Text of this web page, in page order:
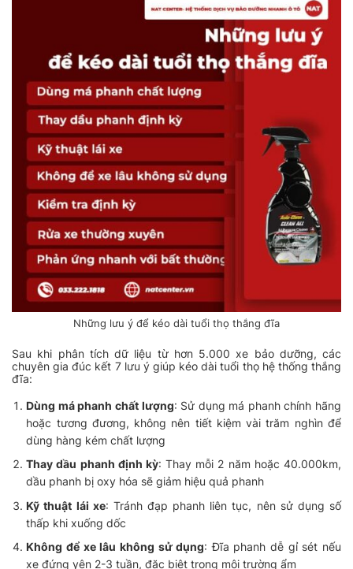
Những lưu ý để kéo dài tuổi thọ thắng đĩa
Sau khi phân tích dữ liệu từ hơn 5.000 xe bảo dưỡng, các
chuyên gia đúc kết 7 lưu ý giúp kéo dài tuổi thọ hệ thống thắng
đĩa:
Dùng má phanh chất lượng: Sử dụng má phanh chính hãng
hoặc tương đương, không nên tiết kiệm vài trăm nghìn để
dùng hàng kém chất lượng
Thay dầu phanh định kỳ: Thay mỗi 2 năm hoặc 40.000km,
dầu phanh bị oxy hóa sẽ giảm hiệu quả phanh
Kỹ thuật lái xe: Tránh đạp phanh liên tục, nên sử dụng số
thấp khi xuống dốc
Không để xe lâu không sử dụng: Đĩa phanh dễ gỉ sét nếu
xe đứng yên 2-3 tuần, đặc biệt trong môi trường ẩm